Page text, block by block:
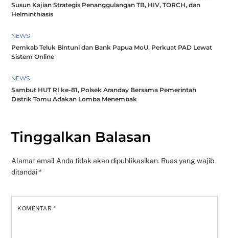
Susun Kajian Strategis Penanggulangan TB, HIV, TORCH, dan
Helminthiasis
NEWS
Pemkab Teluk Bintuni dan Bank Papua MoU, Perkuat PAD Lewat
Sistem Online
NEWS
Sambut HUT RI ke-81, Polsek Aranday Bersama Pemerintah
Distrik Tomu Adakan Lomba Menembak
Tinggalkan Balasan
Alamat email Anda tidak akan dipublikasikan. Ruas yang wajib
ditandai*
KOMENTAR*